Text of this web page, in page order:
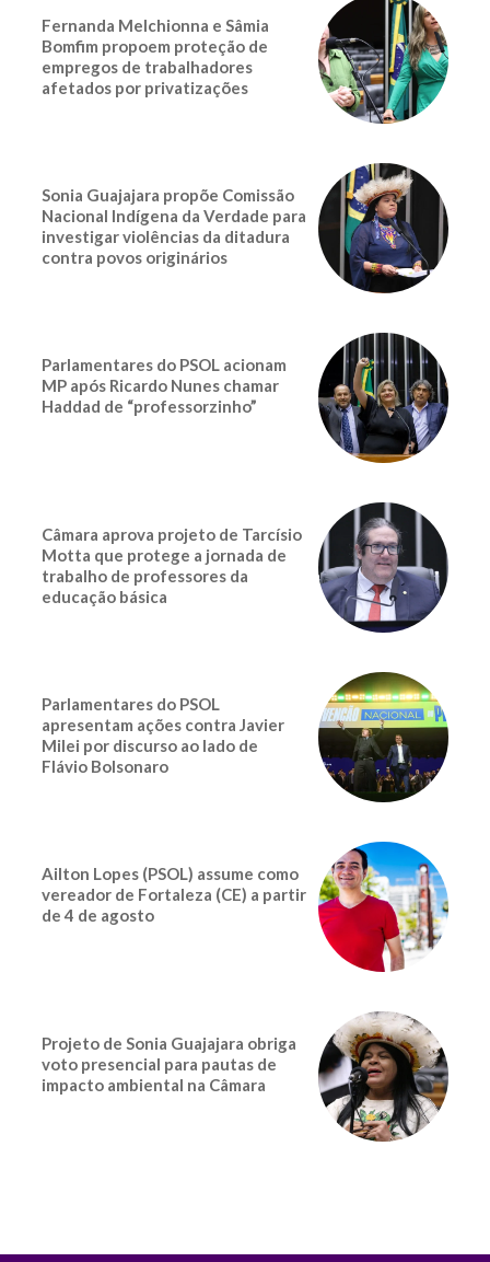
Fernanda Melchionna e Sâmia
Bomfim propoem proteção de
empregos de trabalhadores
afetados por privatizações
Sonia Guajajara propõe Comissão
Nacional Indígena da Verdade para
investigar violências da ditadura
contra povos originários
Parlamentares do PSOL acionam
MP após Ricardo Nunes chamar
Haddad de “professorzinho”
Câmara aprova projeto de Tarcísio
Motta que protege a jornada de
trabalho de professores da
educação básica
Parlamentares do PSOL
apresentam ações contra Javier
Milei por discurso ao lado de
Flávio Bolsonaro
Ailton Lopes (PSOL) assume como
vereador de Fortaleza (CE) a partir
de 4 de agosto
Projeto de Sonia Guajajara obriga
voto presencial para pautas de
impacto ambiental na Câmara